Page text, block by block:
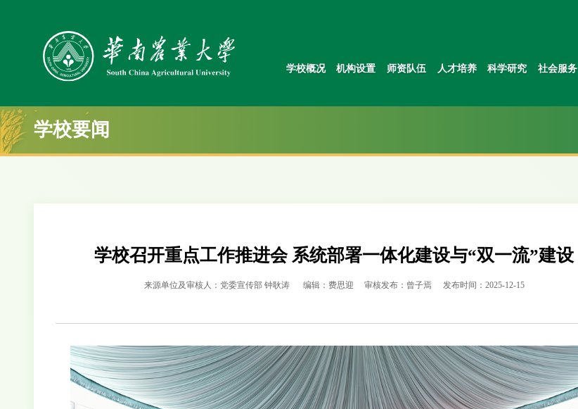
学校概况 机构设置 师资队伍 人才培养 科学研究 社会服务
学校要闻
学校召开重点工作推进会 系统部署一体化建设与“双一流”建设
来源单位及审核人：党委宣传部 钟耿涛 编辑：费思迎 审核发布：曾子焉 发布时间：2025-12-15